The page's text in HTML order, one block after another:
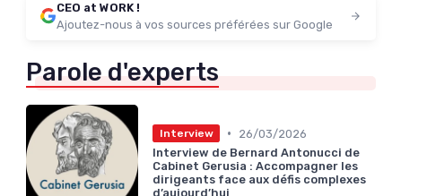
CEO at WORK !
Ajoutez-nous à vos sources préférées sur Google
Parole d'experts
Interview •
26/03/2026
Interview de Bernard Antonucci de
Cabinet Gerusia : Accompagner les
dirigeants face aux défis complexes
d’aujourd’hui